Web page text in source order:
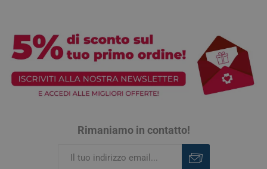
Rimaniamo in contatto!